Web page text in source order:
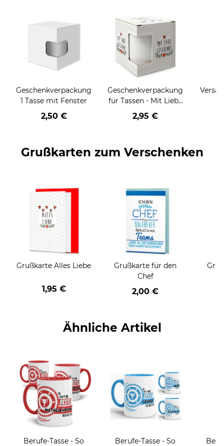
Geschenkverpackung
1 Tasse mit Fenster
2,50 €
Geschenkverpackung
für Tassen - Mit Liebe
geschenkt
2,95 €
Grußkarten zum Verschenken
Grußkarte Alles Liebe
1,95 €
Grußkarte für den
Chef
2,00 €
Ähnliche Artikel
Berufe-Tasse - So
Berufe-Tasse - So